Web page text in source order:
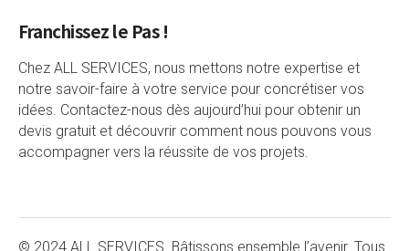
Franchissez le Pas !
Chez ALL SERVICES, nous mettons notre expertise et
notre savoir-faire à votre service pour concrétiser vos
idées. Contactez-nous dès aujourd’hui pour obtenir un
devis gratuit et découvrir comment nous pouvons vous
accompagner vers la réussite de vos projets.
© 2024 ALL SERVICES. Bâtissons ensemble l’avenir. Tous